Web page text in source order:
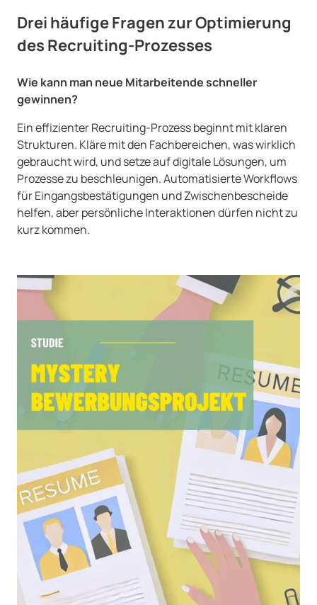
Drei häufige Fragen zur Optimierung
des Recruiting-Prozesses
Wie kann man neue Mitarbeitende schneller
gewinnen?
Ein effizienter Recruiting-Prozess beginnt mit klaren
Strukturen. Kläre mit den Fachbereichen, was wirklich
gebraucht wird, und setze auf digitale Lösungen, um
Prozesse zu beschleunigen. Automatisierte Workflows
für Eingangsbestätigungen und Zwischenbescheide
helfen, aber persönliche Interaktionen dürfen nicht zu
kurz kommen.